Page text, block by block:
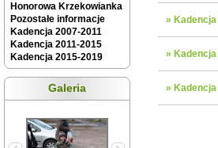
Honorowa Krzekowianka
Pozostałe informacje
Kadencja 2007-2011
Kadencja 2011-2015
Kadencja 2015-2019
Galeria
»
»
»